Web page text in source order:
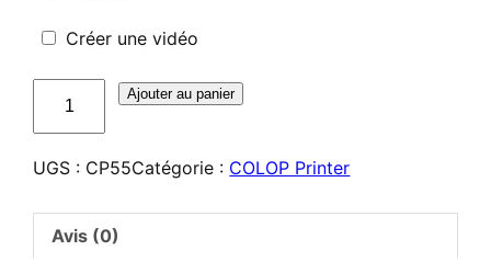
Créer une vidéo
Printer
Ajouter au panier
UGS : CP55Catégorie : COLOP Printer
Avis (0)